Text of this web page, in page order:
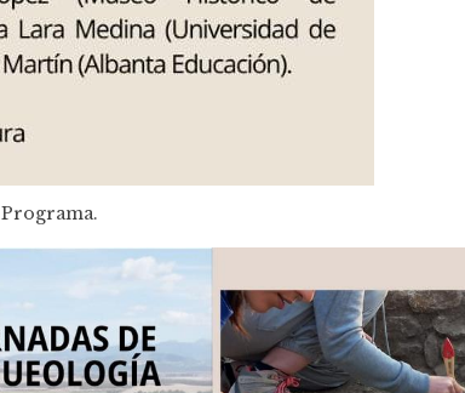
Programa.